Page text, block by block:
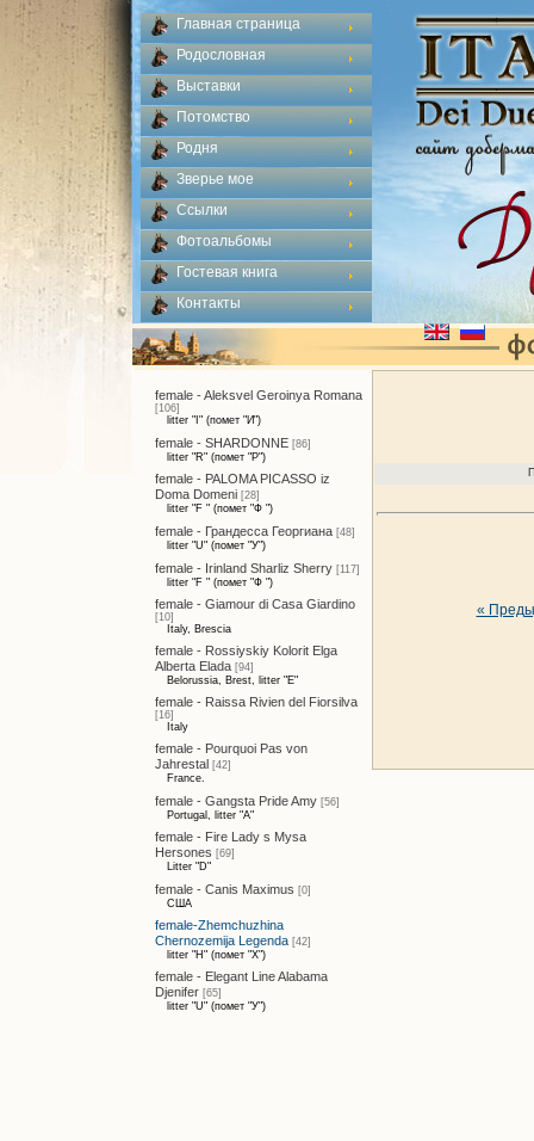
Главная страница
Родословная
Выставки
Потомство
Родня
Зверье мое
Ссылки
Фотоальбомы
Гостевая книга
Контакты
female - Aleksvel Geroinya Romana
[106]
litter "I" (помет "И")
female - SHARDONNE [86]
litter "R" (помет "Р")
female - PALOMA PICASSO iz
Doma Domeni [28]
litter "F " (помет "Ф ")
female - Грандесса Георгиана [48]
litter "U" (помет "У")
female - Irinland Sharliz Sherry [117]
litter "F " (помет "Ф ")
female - Giamour di Casa Giardino
[10]
Italy, Brescia
female - Rossiyskiy Kolorit Elga
Alberta Elada [94]
Belorussia, Brest, litter "E"
female - Raissa Rivien del Fiorsilva
[16]
Italy
female - Pourquoi Pas von
Jahrestal [42]
France.
female - Gangsta Pride Amy [56]
Portugal, litter "A"
female - Fire Lady s Mysa
Hersones [69]
Litter "D"
female - Canis Maximus [0]
США
female-Zhemchuzhina
Chernozemija Legenda [42]
litter "H" (помет "Х")
female - Elegant Line Alabama
Djenifer [65]
litter "U" (помет "У")
«